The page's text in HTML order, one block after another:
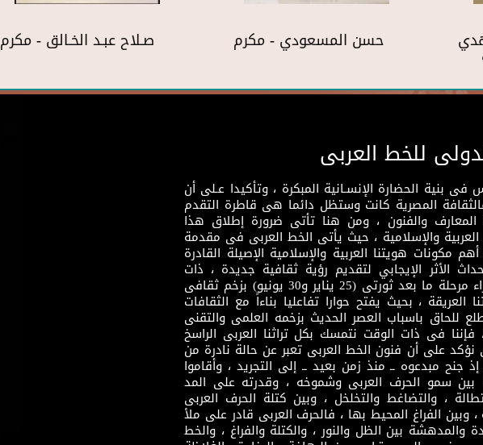
صـلاح عبـد الخـالق - مكرم حسن المسعودي - مكرم
للخط العربى
بنية الحضارة الإنسـانية المبكرة ، وتأكيدا عـلى أن
المصرية كانت وستظل دائما هى قاطرة التقدم
والفنون ، ومن هنا تأتى ضرورة إطلاق هذا
العربية والإسلامية ، حيث يأتى الخط العربى فى مقدمة
مكونات هويتنا العربية والإسلامية الإصيلة القادرة
الأثر الإيجابي لتقديم رؤية ثقافية جديدة ، ذات
مضمون ثقافى قادر على إثراء مرحلة ما بعد ثورتى (25 يناير و30 يونيو) بزخم ثقافى
العريقة ، بحيث يفتح حوارا تفاعليا بناءاً مع الثقافات
للحاق باسباب العصر الحديث بزخمه العلمى والتقنى
فى ذات الوقت نتمسك بكل تراثنا العربى الراسخ
نؤكد على أن فنون الخط العربى تعبر عن حالة نادرة من
جنح مبدعوه ــ منذ زمن بعيد ــ إلى التجريد ، وأقاموا
بين سمو الحرف العربى وشموخه ، وقدرته على المد
، والتضاغط والتخلخل ، وبين كتلة الحرف العربى
وبين الفراغ المحيط بها ، فالحرف العربى قادر على ملأ
والمدهشة بين الظل والنور ، والكتلة والفراغ ، والخط